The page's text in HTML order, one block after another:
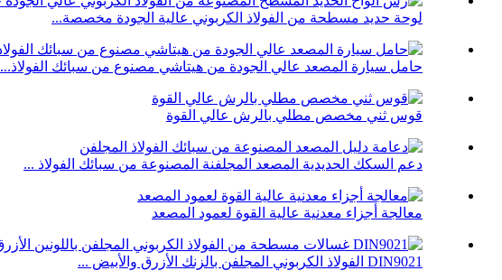
لوحة حديد مسطحة من الفولاذ الكربوني عالية الجودة مخصصة...
حامل سيارة المصعد عالي الجودة من هيتاشي مصنوع من سبائك الفولاذ...
قوس ثني مخصص مطلي بالرش عالي القوة
دعم السكك الحديدية المصعد المجلفنة المصنوعة من سبائك الفولاذ ...
معالجة أجزاء معدنية عالية القوة لعمود المصعد
DIN9021 الفولاذ الكربوني المجلفن بالزنك الأزرق والأبيض ...